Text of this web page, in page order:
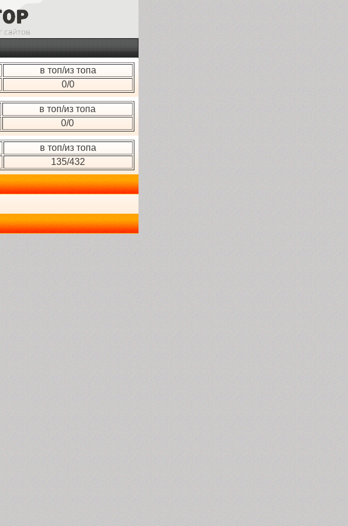
в топ/из топа
0/0
в топ/из топа
0/0
в топ/из топа
135/432